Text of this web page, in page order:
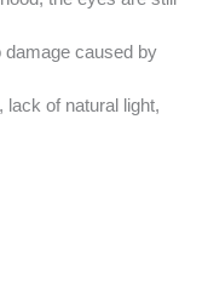
damage caused by
of natural light,